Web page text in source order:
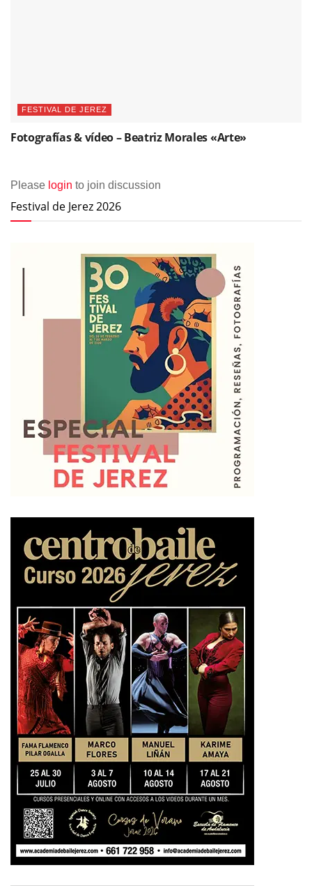
FESTIVAL DE JEREZ
Fotografías & vídeo – Beatriz Morales «Arte»
Please login to join discussion
Festival de Jerez 2026